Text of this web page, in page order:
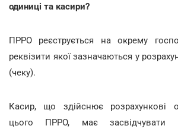
одиниці та касири?
ПРРО реєструється на окрему
реквізити якої зазначаються у
(чеку).
Касир, що здійснює розрахункові
цього ПРРО, має засвідчувати